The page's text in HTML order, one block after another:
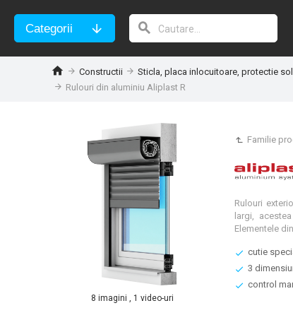
Categorii
Constructii Sticla, placa inlocuitoare, protectie
Rulouri din aluminiu Aliplast R
Familie
8 imagini , 1 video-uri
Rulouri
largi,
Elementele
cutie
3
control